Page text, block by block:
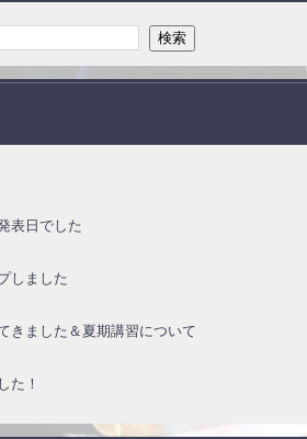
表日でした
しました
きました＆夏期講習について
た！